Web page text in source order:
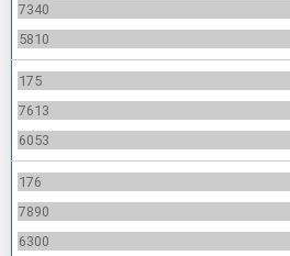
7340
5810
175
7613
6053
176
7890
6300